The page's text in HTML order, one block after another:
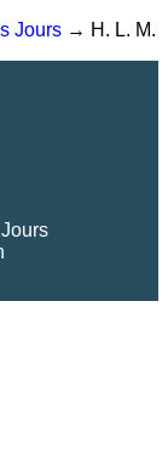
Jours → H. L. M.